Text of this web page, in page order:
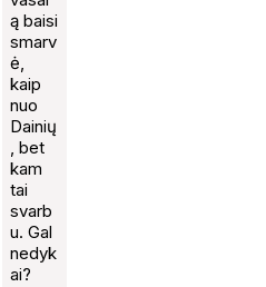
ą baisi
smarv
ė,
kaip
nuo
Dainių
, bet
kam
tai
svarb
u. Gal
nedyk
ai?